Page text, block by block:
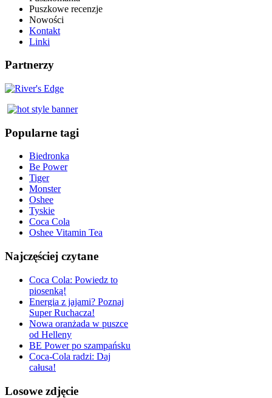
Puszkowe recenzje
Nowości
Kontakt
Linki
Partnerzy
Popularne tagi
Biedronka
Be Power
Tiger
Monster
Oshee
Tyskie
Coca Cola
Oshee Vitamin Tea
Najczęściej czytane
Coca Cola: Powiedz to
piosenką!
Energia z jajami? Poznaj
Super Ruchacza!
Nowa oranżada w puszce
od Helleny
BE Power po szampańsku
Coca-Cola radzi: Daj
całusa!
Losowe zdjęcie